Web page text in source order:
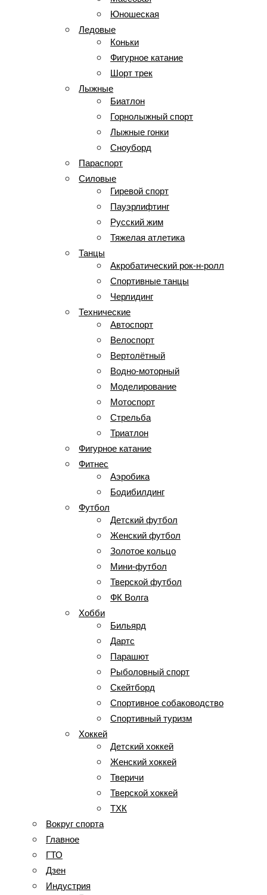
Юношеская
Ледовые
Коньки
Фигурное катание
Шорт трек
Лыжные
Биатлон
Горнолыжный спорт
Лыжные гонки
Сноуборд
Параспорт
Силовые
Гиревой спорт
Пауэрлифтинг
Русский жим
Тяжелая атлетика
Танцы
Акробатический рок-н-ролл
Спортивные танцы
Черлидинг
Технические
Автоспорт
Велоспорт
Вертолётный
Водно-моторный
Моделирование
Мотоспорт
Стрельба
Триатлон
Фигурное катание
Фитнес
Аэробика
Бодибилдинг
Футбол
Детский футбол
Женский футбол
Золотое кольцо
Мини-футбол
Тверской футбол
ФК Волга
Хобби
Бильярд
Дартс
Парашют
Рыболовный спорт
Скейтборд
Спортивное собаководство
Спортивный туризм
Хоккей
Детский хоккей
Женский хоккей
Тверичи
Тверской хоккей
ТХК
Вокруг спорта
Главное
ГТО
Дзен
Индустрия